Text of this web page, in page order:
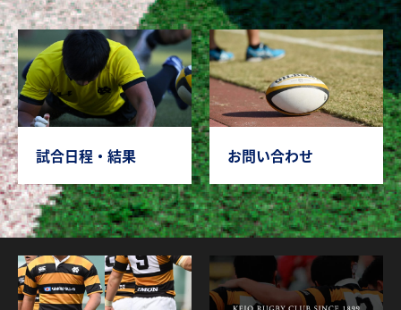
試合日程・結果 お問い合わせ